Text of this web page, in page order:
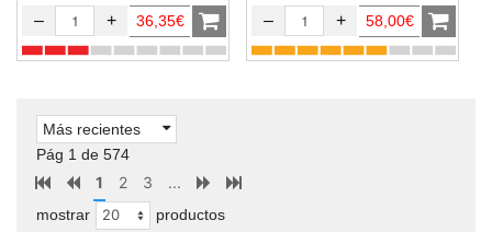
– + 36,35€ – + 58,00€
Más recientes
Pág 1 de 574
1 2 3 ...
mostrar productos